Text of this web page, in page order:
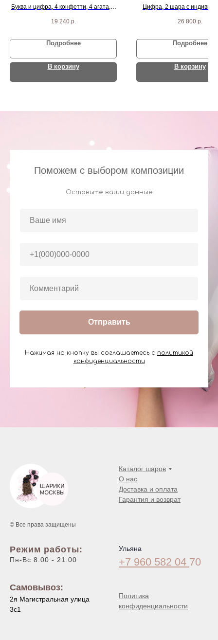
Буква и цифра, 4 конфетти, 4 агата, 4
19 240 р.
Подробнее
В корзину
Цифра, 2 шара с
26 800 р.
Подробнее
В корзину
Поможем с выбором композиции
Оставьте ваши данные
Отправить
Нажимая на кнопку вы соглашаетесь с политикой
конфиденциальности
© Все права защищены
Каталог шаров
О нас
Доставка и оплата
Гарантия и возврат
Режим работы:
Пн-Вс 8:00 - 21:00
Самовывоз:
2я Магистральная улица
3с1
Ульяна
+7 960 582 04 70
Политика
конфиденциальности